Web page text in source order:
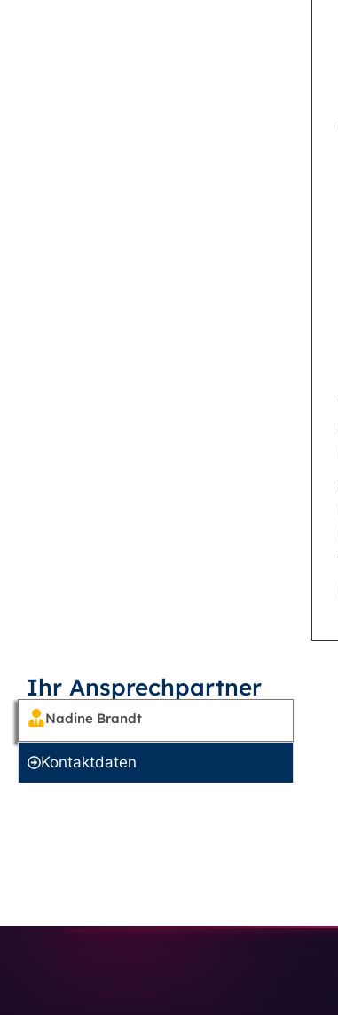
Ihr Ansprechpartner
Nadine Brandt
Kontakt­daten